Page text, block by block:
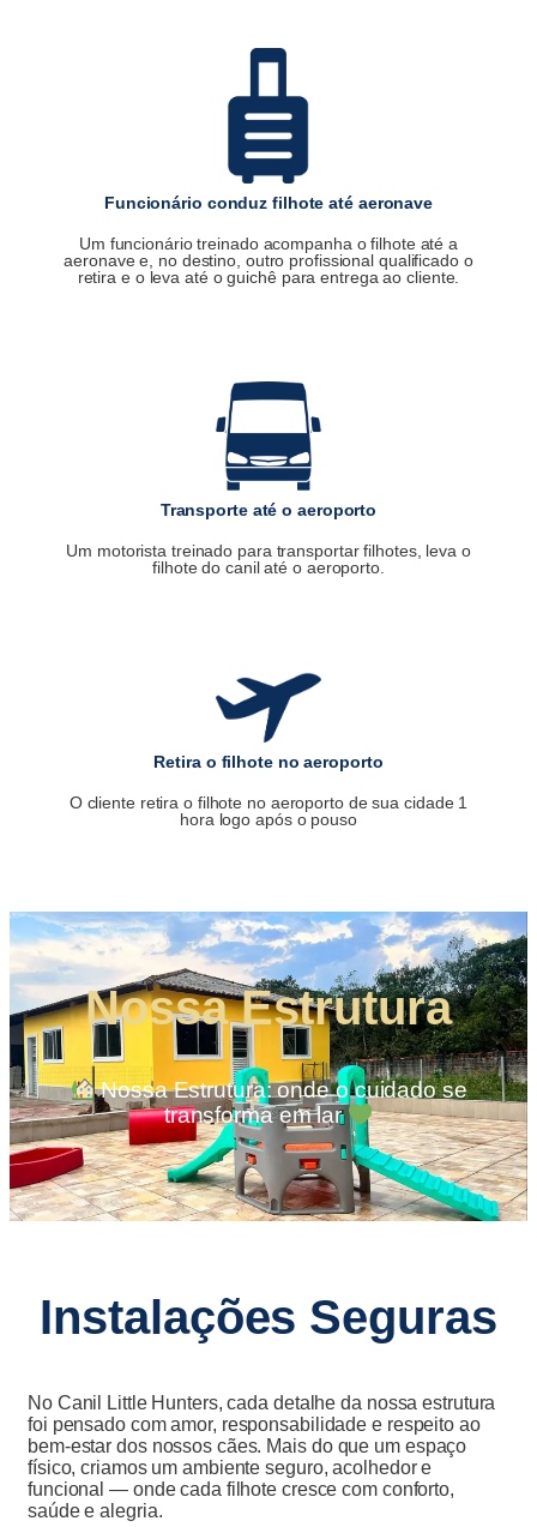
Funcionário conduz filhote até aeronave
Um funcionário treinado acompanha o filhote até a
aeronave e, no destino, outro profissional qualificado o
retira e o leva até o guichê para entrega ao cliente.
Transporte até o aeroporto
Um motorista treinado para transportar filhotes, leva o
filhote do canil até o aeroporto.
Retira o filhote no aeroporto
O cliente retira o filhote no aeroporto de sua cidade 1
hora logo após o pouso
Nossa Estrutura
Nossa Estrutura: onde o cuidado se
transforma em lar
Instalações Seguras
No Canil Little Hunters, cada detalhe da nossa estrutura
foi pensado com amor, responsabilidade e respeito ao
bem-estar dos nossos cães. Mais do que um espaço
físico, criamos um ambiente seguro, acolhedor e
funcional — onde cada filhote cresce com conforto,
saúde e alegria.